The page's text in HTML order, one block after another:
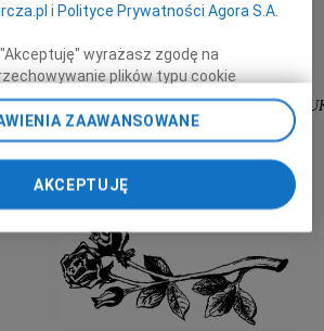
Dyrekcja oraz koleżanki i koledzy
z Instytutu Neofilologii i Lingwistyki Stosowanej
i Polityce Prywatności Agora S.A.
wyrażasz zgodę na
plików typu cookie
jej Zaufanych Partnerów i Agora S.A.
końcowym. Możesz też w każdej
preferencje dot. plików cookie,
narzędzie do zarządzania Twoimi
przetwarzania danych poprzez
prywatności” w stopce serwisu i
„Ustawienia zaawansowane”.
cookie możliwa jest także za
i Agora S.A. możemy
ZAAWANSOWANE
AKCEPTUJĘ